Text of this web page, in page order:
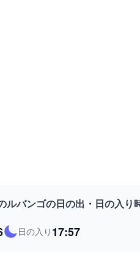
ルバンゴの日の出・日の入り
日の入り 17:57